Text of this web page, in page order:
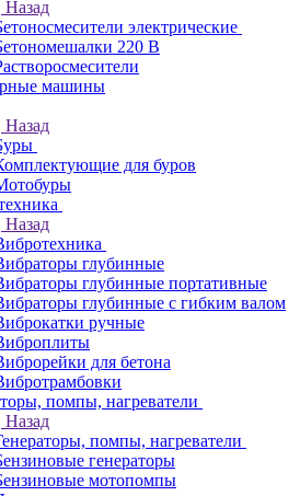
Назад
электрические
220 В
машины
Назад
для буров
Назад
глубинные
глубинные портативные
глубинные с гибким валом
ручные
для бетона
помпы, нагреватели
Назад
помпы, нагреватели
генераторы
мотопомпы